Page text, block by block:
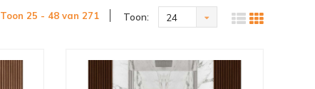
Toon 25 - 48 van 271 Toon: 24